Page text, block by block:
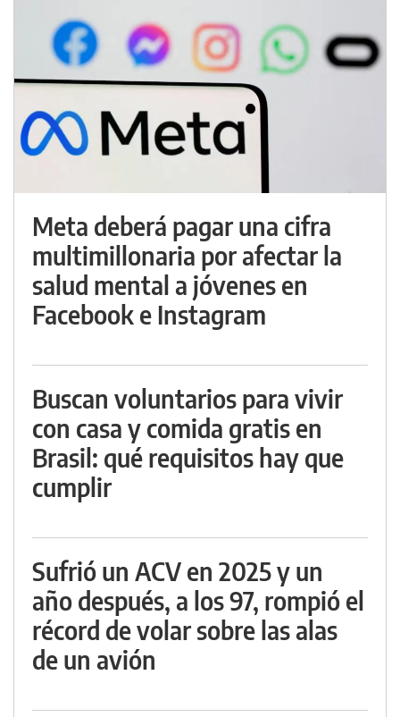
Meta deberá pagar una cifra
multimillonaria por afectar la
salud mental a jóvenes en
Facebook e Instagram
Buscan voluntarios para vivir
con casa y comida gratis en
Brasil: qué requisitos hay que
cumplir
Sufrió un ACV en 2025 y un
año después, a los 97, rompió el
récord de volar sobre las alas
de un avión